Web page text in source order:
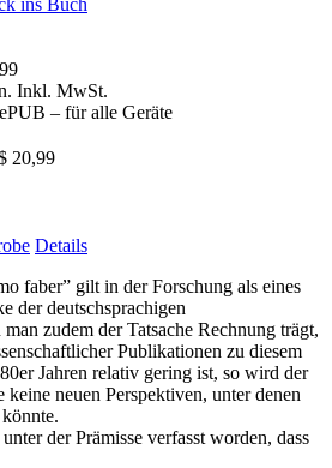
Inkl. MwSt.
– für alle Geräte
20,99
Details
faber” gilt in der Forschung als eines
der deutschsprachigen
zudem der Tatsache Rechnung trägt,
Publikationen zu diesem
Jahren relativ gering ist, so wird der
neuen Perspektiven, unter denen
der Prämisse verfasst worden, dass